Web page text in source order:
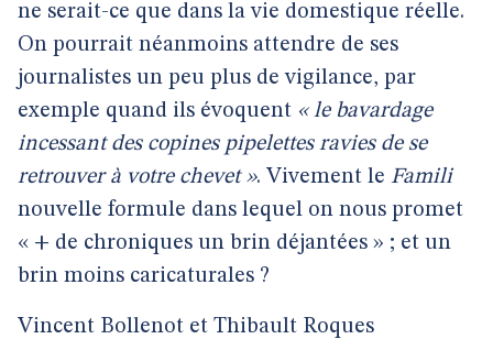
ne serait-ce que dans la vie domestique réelle.
On pourrait néanmoins attendre de ses
journalistes un peu plus de vigilance, par
exemple quand ils évoquent « le bavardage
incessant des copines pipelettes ravies de se
retrouver à votre chevet ». Vivement le Famili
nouvelle formule dans lequel on nous promet
« + de chroniques un brin déjantées » ; et un
brin moins caricaturales ?
Vincent Bollenot et Thibault Roques